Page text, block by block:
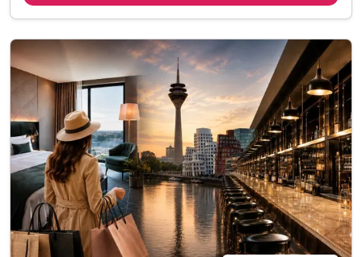
inkl. WLAN im gesamten Haus